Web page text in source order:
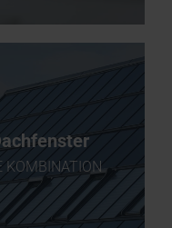
KOMBINATION